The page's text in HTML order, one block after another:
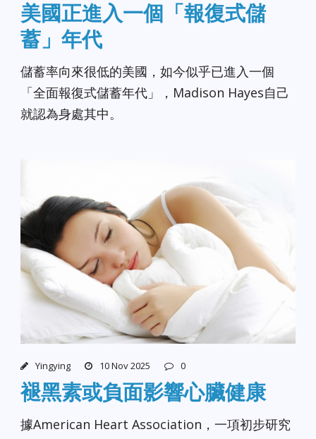
美國正進入一個「報復式儲
蓄」年代
儲蓄率向來很低的美國，如今似乎已進入一個
「全面報復式儲蓄年代」，Madison Hayes自己
就認為身處其中。
Yingying 10 Nov 2025 0
褪黑素或負面影響心臟健康
據American Heart Association，一項初步研究